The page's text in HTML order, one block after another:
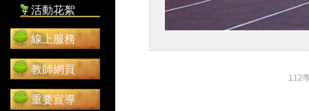
活動花絮
線上服務
教師網頁
重要宣導
112